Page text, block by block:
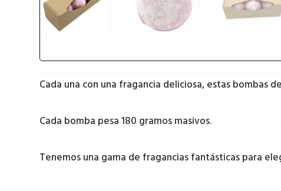
Cada una con una fragancia deliciosa, estas bombas
Cada bomba pesa 180 gramos masivos.
Tenemos una gama de fragancias fantásticas para